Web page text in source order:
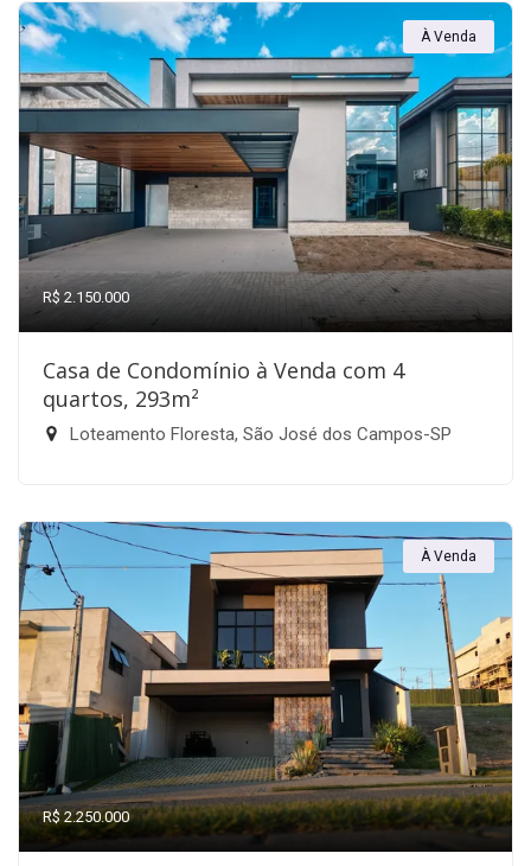
À Venda
R$ 2.150.000
Casa de Condomínio à Venda com 4
quartos, 293m²
Loteamento Floresta, São José dos Campos-SP
À Venda
R$ 2.250.000